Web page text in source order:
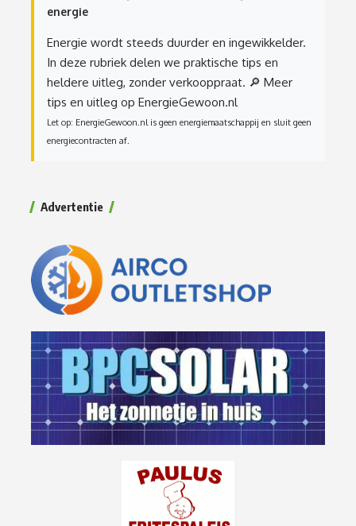
energie
Energie wordt steeds duurder en ingewikkelder.
In deze rubriek delen we praktische tips en
heldere uitleg, zonder verkooppraat. 🔎 Meer
tips en uitleg op EnergieGewoon.nl
Let op: EnergieGewoon.nl is geen energiemaatschappij en sluit geen
energiecontracten af.
Advertentie